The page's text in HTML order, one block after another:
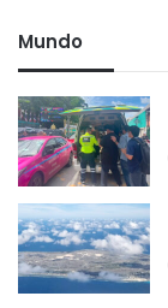
Mundo